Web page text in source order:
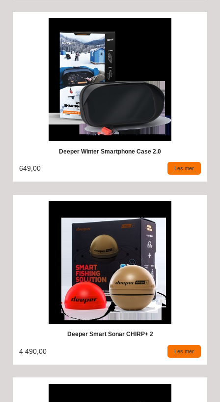
Deeper Winter Smartphone Case 2.0
649,00 Les mer
Deeper Smart Sonar CHIRP+ 2
4 490,00 Les mer